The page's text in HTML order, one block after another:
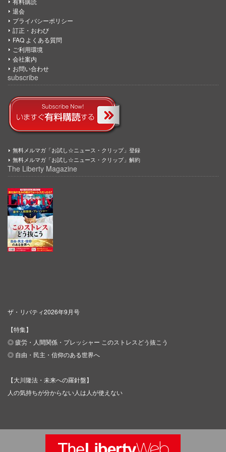
退会
プライバシーポリシー
訂正・おわび
FAQ よくある質問
ご利用環境
会社案内
お問い合わせ
subscribe
無料メルマガ「お試し☆ニュース・クリップ」登録
無料メルマガ「お試し☆ニュース・クリップ」解約
The Liberty Magazine
ザ・リバティ2026年9月号
【特集】
◎ 疲労・人間関係・プレッシャー このストレスどう抜こう
◎ 自由・民主・信仰のある世界へ
【大川隆法・未来への羅針盤】
人の気持ちが分からない人は人が使えない